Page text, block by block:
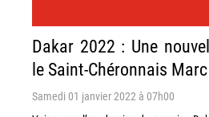
Dakar 2022 : Une
le Saint-Chéronnais
Samedi 01 janvier 2022 à 07h00